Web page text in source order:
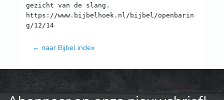
gezicht van de slang.
https://www.bijbelhoek.nl/bijbel/openbarin
← naar Bijbel index